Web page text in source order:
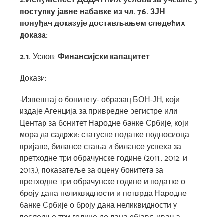
поступку јавне набавке из чл. 76. ЗЈН
понуђач доказује достављањем следећих
доказа:
2.1.Услов:Финансијски капацитет
Докази:
-Извештај о бонитету- образац БОН-ЈН, који
издаје Агенција за привредне регистре или
Центар за бонитет Народне банке Србије, који
мора да садржи: статусне податке подносиоца
пријаве, билансе стања и билансе успеха за
претходне три обрачунске године (2011., 2012. и
2013.), показатеље за оцену бонитета за
претходне три обрачунске године и податке о
броју дана неликвидности и потврда Народне
банке Србије о броју дана неликвидности у